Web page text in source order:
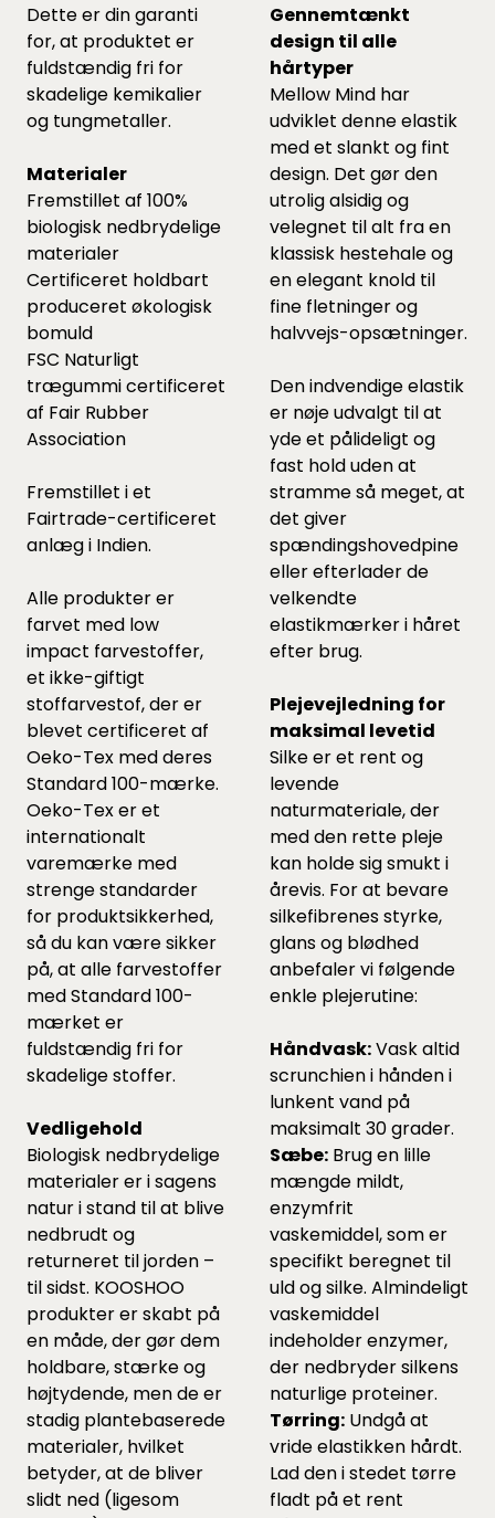
Dette er din garanti
for, at produktet er
fuldstændig fri for
skadelige kemikalier
og tungmetaller.
Materialer
Fremstillet af 100%
biologisk nedbrydelige
materialer
Certificeret holdbart
produceret økologisk
bomuld
FSC Naturligt
trægummi certificeret
af Fair Rubber
Association
Fremstillet i et
Fairtrade-certificeret
anlæg i Indien.
Alle produkter er
farvet med low
impact farvestoffer,
et ikke-giftigt
stoffarvestof, der er
blevet certificeret af
Oeko-Tex med deres
Standard 100-mærke.
Oeko-Tex er et
internationalt
varemærke med
strenge standarder
for produktsikkerhed,
så du kan være sikker
på, at alle farvestoffer
med Standard 100-
mærket er
fuldstændig fri for
skadelige stoffer.
Vedligehold
Biologisk nedbrydelige
materialer er i sagens
natur i stand til at blive
nedbrudt og
returneret til jorden –
til sidst. KOOSHOO
produkter er skabt på
en måde, der gør dem
holdbare, stærke og
højtydende, men de er
stadig plantebaserede
materialer, hvilket
betyder, at de bliver
slidt ned (ligesom
Gennemtænkt
design til alle
hårtyper
Mellow Mind har
udviklet denne elastik
med et slankt og fint
design. Det gør den
utrolig alsidig og
velegnet til alt fra en
klassisk hestehale og
en elegant knold til
fine fletninger og
halvvejs-opsætninger.
Den indvendige elastik
er nøje udvalgt til at
yde et pålideligt og
fast hold uden at
stramme så meget, at
det giver
spændingshovedpine
eller efterlader de
velkendte
elastikmærker i håret
efter brug.
Plejevejledning for
maksimal levetid
Silke er et rent og
levende
naturmateriale, der
med den rette pleje
kan holde sig smukt i
årevis. For at bevare
silkefibrenes styrke,
glans og blødhed
anbefaler vi følgende
enkle plejerutine:
Håndvask:Vask altid
scrunchien i hånden i
lunkent vand på
maksimalt 30 grader.
Sæbe: Brug en lille
mængde mildt,
enzymfrit
vaskemiddel, som er
specifikt beregnet til
uld og silke. Almindeligt
vaskemiddel
indeholder enzymer,
der nedbryder silkens
naturlige proteiner.
Tørring: Undgå at
vride elastikken hårdt.
Lad den i stedet tørre
fladt på et rent